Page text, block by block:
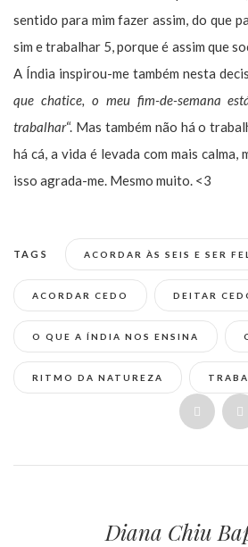
sentido para mim fazer assim, do que
sim e trabalhar 5, porque é assim que
A Índia inspirou-me também nesta
que chatice, o meu fim-de-semana
trabalhar“. Mas também não há o
há cá, a vida é levada com mais calma,
isso agrada-me. Mesmo muito. <3
TAGS ACORDAR ÀS SEIS E SER
ACORDAR CEDO DEITAR
O QUE A ÍNDIA NOS ENSINA
RITMO DA NATUREZA
Diana Chiu